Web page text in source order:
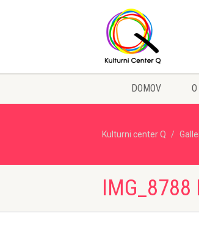
DOMOV
Kulturni center Q
IMG_8788